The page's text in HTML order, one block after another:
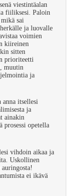
viestintäalan
fiiliksesi. Paloin
sai
ja luovalle
voimien
kiireinen
sitten
prioriteetti
muutin
ja
anna itsellesi
ja
ainakin
opetella
vihdoin aikaa ja
Uskollinen
ei ikävä